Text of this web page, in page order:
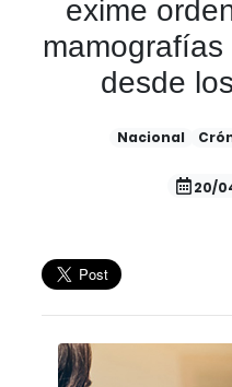
exime
desde
Nacional
20/